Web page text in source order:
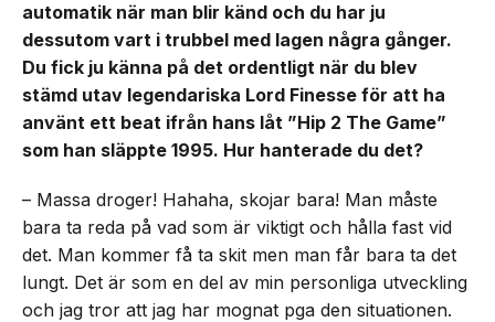
automatik när man blir känd och du har ju
dessutom vart i trubbel med lagen några gånger.
Du fick ju känna på det ordentligt när du blev
stämd utav legendariska Lord Finesse för att ha
använt ett beat ifrån hans låt ”Hip 2 The Game”
som han släppte 1995. Hur hanterade du det?
– Massa droger! Hahaha, skojar bara! Man måste
bara ta reda på vad som är viktigt och hålla fast vid
det. Man kommer få ta skit men man får bara ta det
lungt. Det är som en del av min personliga utveckling
och jag tror att jag har mognat pga den situationen.